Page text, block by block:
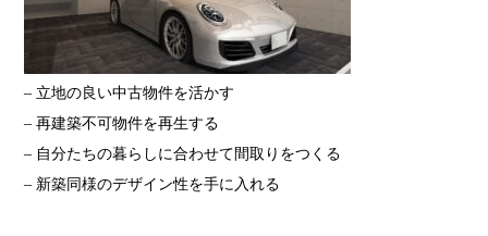
– 立地の良い中古物件を活かす
– 再建築不可物件を再生する
– 自分たちの暮らしに合わせて間取りをつくる
– 新築同様のデザイン性を手に入れる